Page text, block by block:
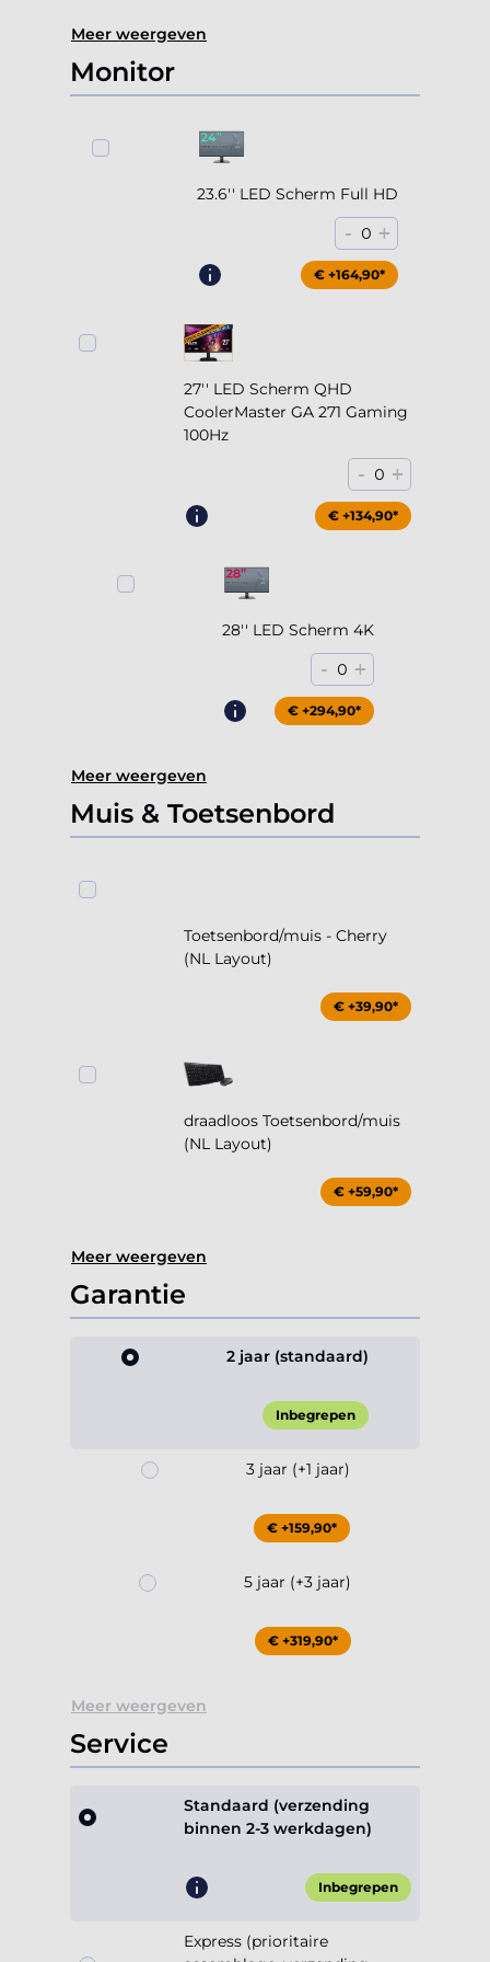
Meer weergeven
Monitor
23.6'' LED Scherm Full HD
- 0 +
€ +164,90*
27'' LED Scherm QHD
CoolerMaster GA 271 Gaming
100Hz
- 0 +
€ +204,90*
€ +134,90*
28'' LED Scherm 4K
- 0 +
€ +294,90*
Meer weergeven
Muis & Toetsenbord
Toetsenbord/muis - Cherry
(NL Layout)
€ +39,90*
draadloos Toetsenbord/muis
(NL Layout)
€ +59,90*
Meer weergeven
Garantie
2 jaar (standaard)
Inbegrepen
3 jaar (+1 jaar)
€ +159,90*
5 jaar (+3 jaar)
€ +319,90*
Meer weergeven
Service
Standaard (verzending
binnen 2-3 werkdagen)
Inbegrepen
Express (prioritaire